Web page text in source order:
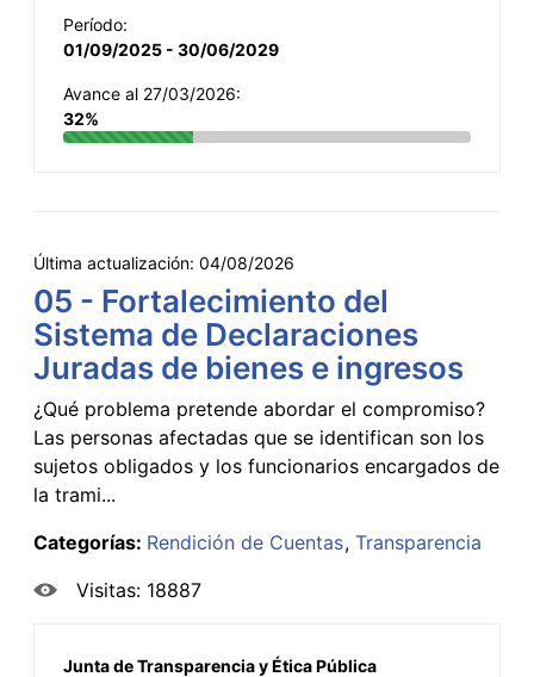
Período:
01/09/2025 - 30/06/2029
Avance al 27/03/2026:
32%
Última actualización: 04/08/2026
05 - Fortalecimiento del
Sistema de Declaraciones
Juradas de bienes e ingresos
¿Qué problema pretende abordar el compromiso?
Las personas afectadas que se identifican son los
sujetos obligados y los funcionarios encargados de
la trami...
Categorías: Rendición de Cuentas Transparencia
Visitas: 18887
Junta de Transparencia y Ética Pública